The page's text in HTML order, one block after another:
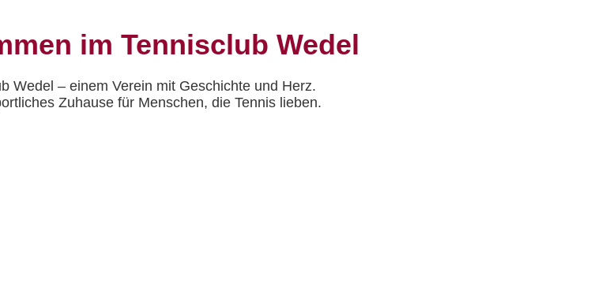
im Tennisclub Wedel
Wedel – einem Verein mit Geschichte und Herz.
Zuhause für Menschen, die Tennis lieben.